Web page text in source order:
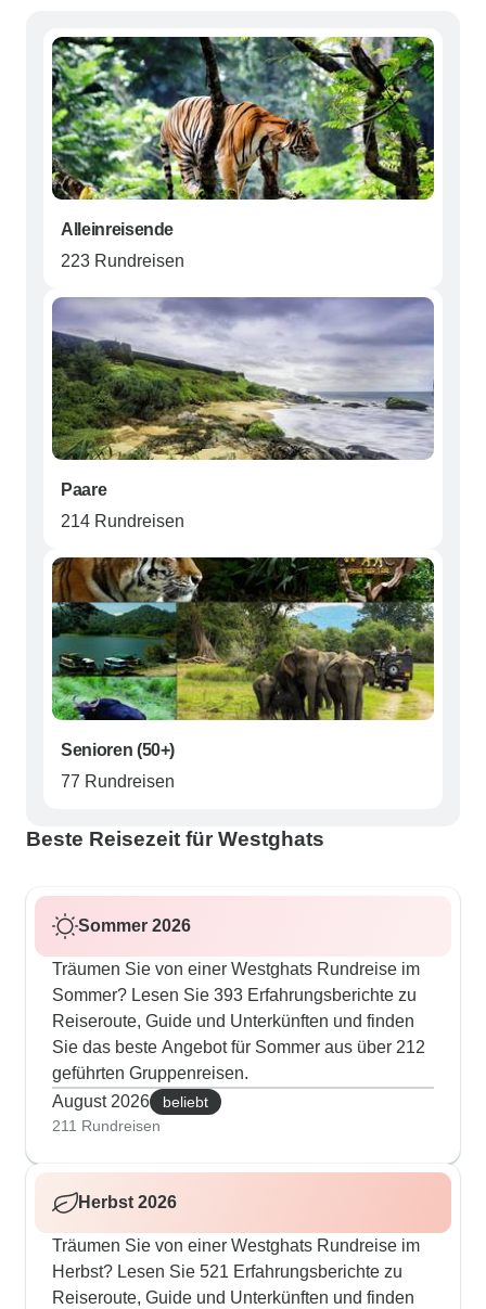
Alleinreisende
223 Rundreisen
Paare
214 Rundreisen
Senioren (50+)
77 Rundreisen
Beste Reisezeit für Westghats
Sommer 2026
Träumen Sie von einer Westghats Rundreise im
Sommer? Lesen Sie 393 Erfahrungsberichte zu
Reiseroute, Guide und Unterkünften und finden
Sie das beste Angebot für Sommer aus über 212
geführten Gruppenreisen.
August 2026
beliebt
211 Rundreisen
Herbst 2026
Träumen Sie von einer Westghats Rundreise im
Herbst? Lesen Sie 521 Erfahrungsberichte zu
Reiseroute, Guide und Unterkünften und finden